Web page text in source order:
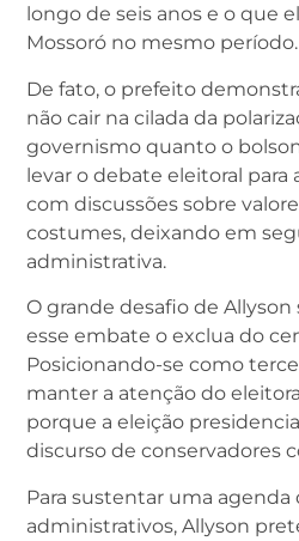
longo de seis anos e o que
Mossoró no mesmo período.
De fato, o prefeito
não cair na cilada da
governismo quanto o
levar o debate eleitoral para
com discussões sobre
costumes, deixando em
administrativa.
O grande desafio de
esse embate o exclua do
Posicionando-se como
manter a atenção do
porque a eleição
discurso de conservadores
Para sustentar uma agenda
administrativos, Allyson